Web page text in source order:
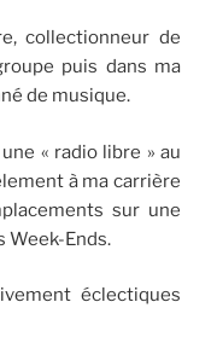
collectionneur de
puis dans ma
de musique.
« radio libre » au
à ma carrière
sur une
Week-Ends.
éclectiques